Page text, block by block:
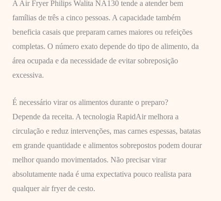
A Air Fryer Philips Walita NA130 tende a atender bem
famílias de três a cinco pessoas. A capacidade também
beneficia casais que preparam carnes maiores ou refeições
completas. O número exato depende do tipo de alimento, da
área ocupada e da necessidade de evitar sobreposição
excessiva.
É necessário virar os alimentos durante o preparo?
Depende da receita. A tecnologia RapidAir melhora a
circulação e reduz intervenções, mas carnes espessas, batatas
em grande quantidade e alimentos sobrepostos podem dourar
melhor quando movimentados. Não precisar virar
absolutamente nada é uma expectativa pouco realista para
qualquer air fryer de cesto.